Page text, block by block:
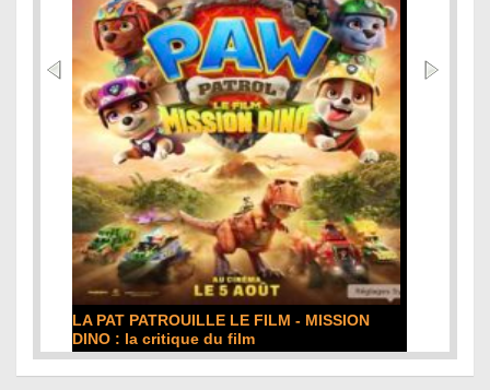
DE LA COMÉDIE-FRANÇAISE : la critique du
film